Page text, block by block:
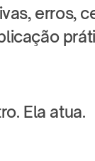
erros,
Ela atua.